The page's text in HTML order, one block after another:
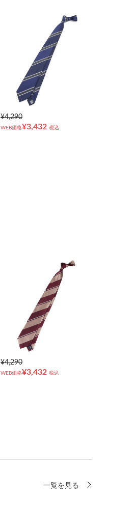
¥4,290
WEB価格¥3,432 税込
¥4,290
WEB価格¥3,432 税込
一覧を見る